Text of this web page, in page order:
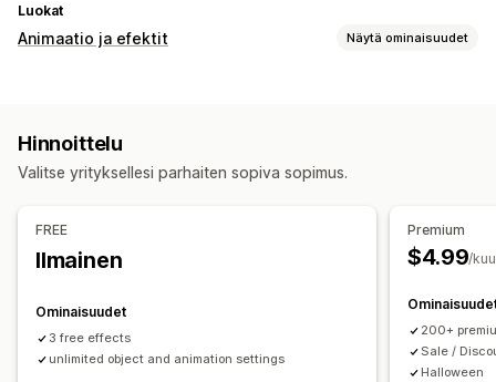
Luokat
Animaatio ja efektit Näytä ominaisuudet
Nopeus Kuvakkeet
Hinnoittelu
Valitse yrityksellesi parhaiten sopiva sopimus.
FREE
Ilmainen
Ominaisuudet
3 free effects
unlimited object and animation settings
Premium
$4.99/
200+
Sale /
Halloween